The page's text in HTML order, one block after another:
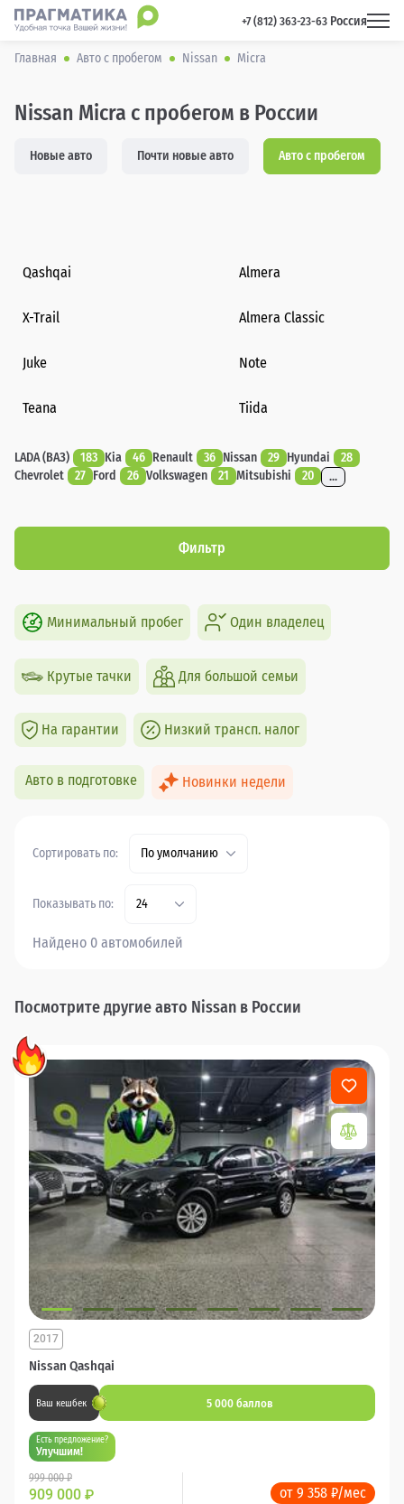
+7 (812) 363-23-63 Россия
Главная Авто с пробегом Nissan Micra
Nissan Micra с пробегом в России
Новые авто Почти новые авто Авто с пробегом
Qashqai Almera
X-Trail Almera Classic
Juke Note
Teana Tiida
LADA (ВАЗ) 183 Kia 46 Renault 36 Nissan 29 Hyundai
28
Chevrolet
27 Ford 26 Volkswagen 21 Mitsubishi 20 ...
Фильтр
Минимальный пробег Один владелец
Крутые тачки Для большой семьи
На гарантии Низкий трансп. налог
Авто в подготовке Новинки недели
Сортировать по: По умолчанию
Показывать по: 24
Найдено 0 автомобилей
Посмотрите другие авто Nissan в России
Nissan Qashqai
2017
Ваш кешбек 5 000 баллов
Есть предложение?
Улучшим!
999 000 ₽
909 000 ₽ от 9 358 ₽/мес